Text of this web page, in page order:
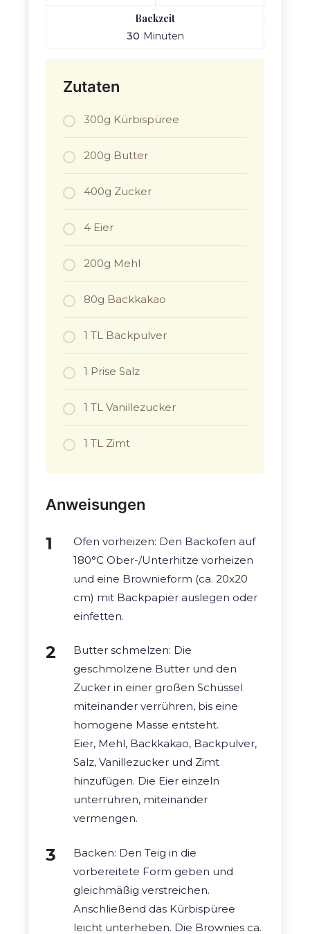
Backzeit
30 Minuten
Zutaten
300g Kürbispüree
200g Butter
400g Zucker
4 Eier
200g Mehl
80g Backkakao
1 TL Backpulver
1 Prise Salz
1 TL Vanillezucker
1 TL Zimt
Anweisungen
Ofen vorheizen: Den Backofen auf
180°C Ober-/Unterhitze vorheizen
und eine Brownieform (ca. 20x20
cm) mit Backpapier auslegen oder
einfetten.
Butter schmelzen: Die
geschmolzene Butter und den
Zucker in einer großen Schüssel
miteinander verrühren, bis eine
homogene Masse entsteht.
Eier, Mehl, Backkakao, Backpulver,
Salz, Vanillezucker und Zimt
hinzufügen. Die Eier einzeln
unterrühren, miteinander
vermengen.
Backen: Den Teig in die
vorbereitete Form geben und
gleichmäßig verstreichen.
Anschließend das Kürbispüree
leicht unterheben. Die Brownies ca.